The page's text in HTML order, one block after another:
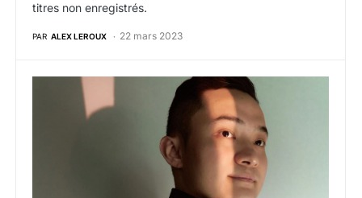
titres non enregistrés.
PAR ALEX LEROUX 22 mars 2023
Crypto : About Capital de Justin Sun rachète Huobi